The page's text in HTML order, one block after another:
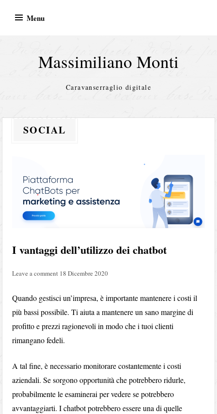
Menu
Massimiliano Monti
Caravanserraglio digitale
SOCIAL
I vantaggi dell’utilizzo dei chatbot
Leave a comment 18 Dicembre 2020
Quando gestisci un’impresa, è importante mantenere i costi il ​​
più bassi possibile. Ti aiuta a mantenere un sano margine di
profitto e prezzi ragionevoli in modo che i tuoi clienti
rimangano fedeli.
A tal fine, è necessario monitorare costantemente i costi
aziendali. Se sorgono opportunità che potrebbero ridurle,
probabilmente le esaminerai per vedere se potrebbero
avvantaggiarti. I chatbot potrebbero essere una di quelle